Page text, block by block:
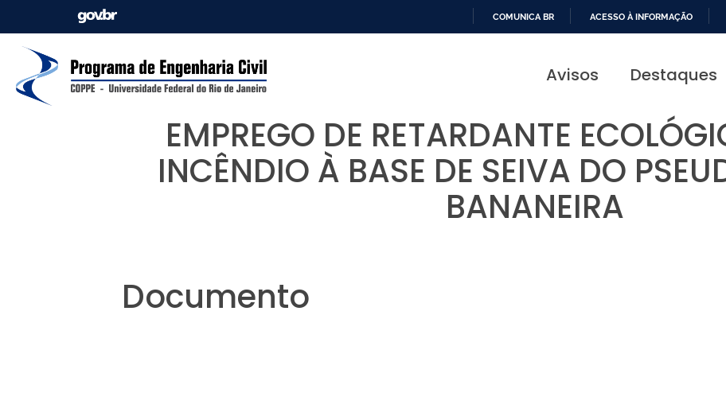
PARA
COMUNICA BR ACESSO À INFORMAÇÃO
Avisos Destaques
EMPREGO DE RETARDANTE
INCÊNDIO À BASE DE SEIVA DO
BANANEIRA
Documento